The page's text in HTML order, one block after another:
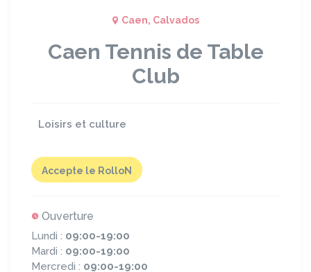
Caen, Calvados
Caen Tennis de Table
Club
Loisirs et culture
Accepte le RolloN
Ouverture
Lundi : 09:00-19:00
Mardi : 09:00-19:00
Mercredi : 09:00-19:00